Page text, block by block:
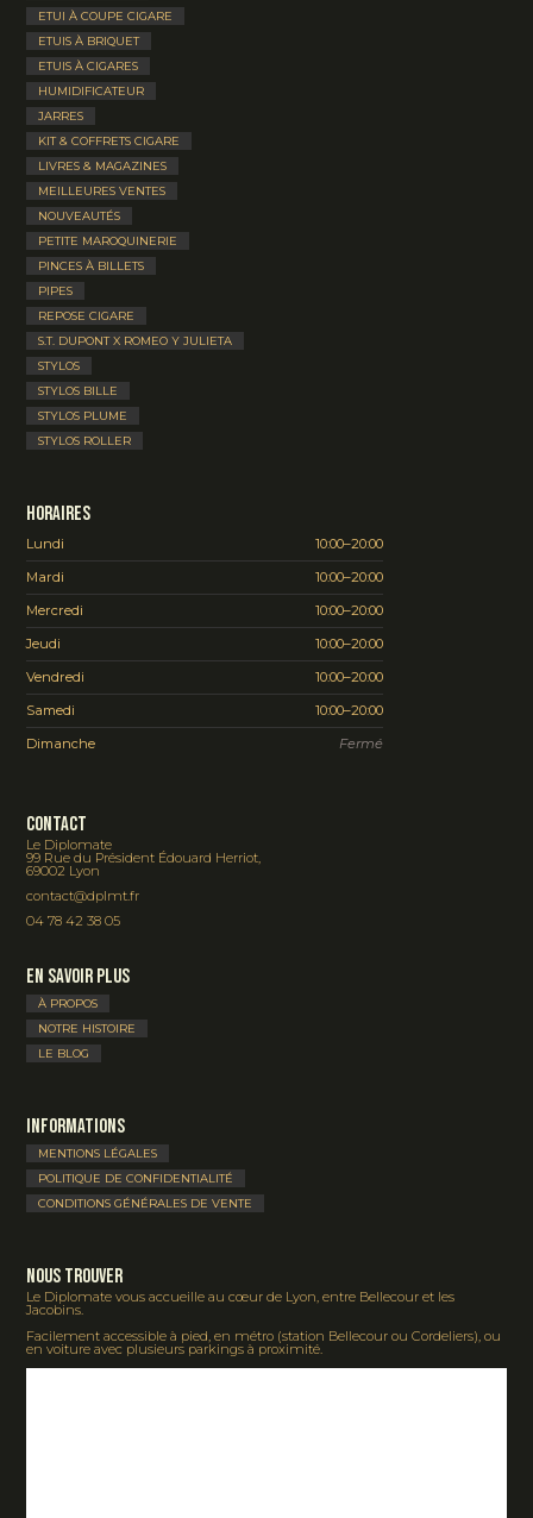
ETUI À COUPE CIGARE
ETUIS À BRIQUET
ETUIS À CIGARES
HUMIDIFICATEUR
JARRES
KIT & COFFRETS CIGARE
LIVRES & MAGAZINES
MEILLEURES VENTES
NOUVEAUTÉS
PETITE MAROQUINERIE
PINCES À BILLETS
PIPES
REPOSE CIGARE
S.T. DUPONT X ROMEO Y JULIETA
STYLOS
STYLOS BILLE
STYLOS PLUME
STYLOS ROLLER
Horaires
Lundi
10:00–20:00
Mardi
10:00–20:00
Mercredi
10:00–20:00
Jeudi
10:00–20:00
Vendredi
10:00–20:00
Samedi
10:00–20:00
Dimanche
Fermé
Contact
Le Diplomate
99 Rue du Président Édouard Herriot,
69002 Lyon
contact@dplmt.fr
04 78 42 38 05
En savoir plus
À PROPOS
NOTRE HISTOIRE
LE BLOG
Informations
MENTIONS LÉGALES
POLITIQUE DE CONFIDENTIALITÉ
CONDITIONS GÉNÉRALES DE VENTE
Nous Trouver
Le Diplomate vous accueille au cœur de Lyon, entre Bellecour et les
Jacobins.
Facilement accessible à pied, en métro (station Bellecour ou Cordeliers), ou
en voiture avec plusieurs parkings à proximité.